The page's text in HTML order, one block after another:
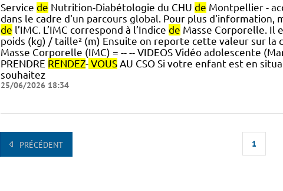
Service de Nutrition-Diabétologie du CHU de Montpellier -
dans le cadre d'un parcours global. Pour plus d'information,
de l’IMC. L’IMC correspond à l’Indice de Masse Corporelle. Il
poids (kg) / taille² (m) Ensuite on reporte cette valeur sur la
Masse Corporelle (IMC) = -- -- VIDEOS Vidéo adolescente
PRENDRE RENDEZ- VOUSAU CSO Si votre enfant est en
souhaitez
25/06/2026 18:34
PRÉCÉDENT 1